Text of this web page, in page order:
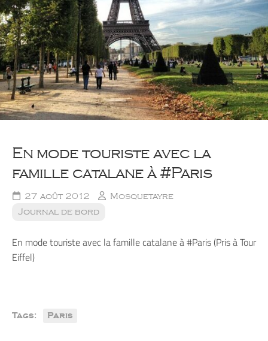
En mode touriste avec la
famille catalane à #Paris
27 août 2012
Mosquetayre
Journal de bord
En mode touriste avec la famille catalane à #Paris (Pris à Tour
Eiffel)
Tags: Paris